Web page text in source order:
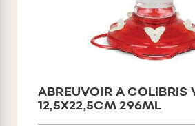
ABREUVOIR A COLIBRIS
12,5X22,5CM 296ML